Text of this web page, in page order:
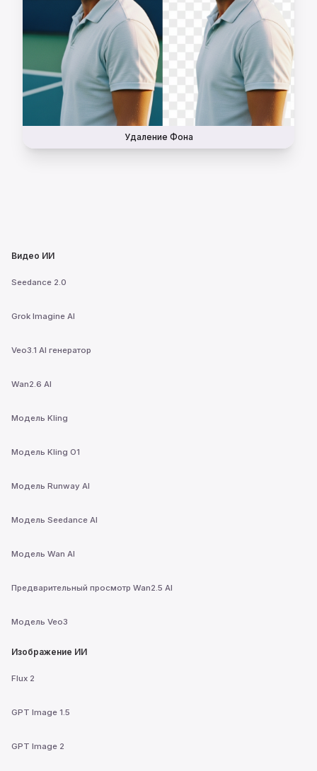
Удаление Фона
Видео ИИ
Seedance 2.0
Grok Imagine AI
Veo3.1 AI генератор
Wan2.6 AI
Модель Kling
Модель Kling O1
Модель Runway AI
Модель Seedance AI
Модель Wan AI
Предварительный просмотр Wan2.5 AI
Модель Veo3
Изображение ИИ
Flux 2
GPT Image 1.5
GPT Image 2